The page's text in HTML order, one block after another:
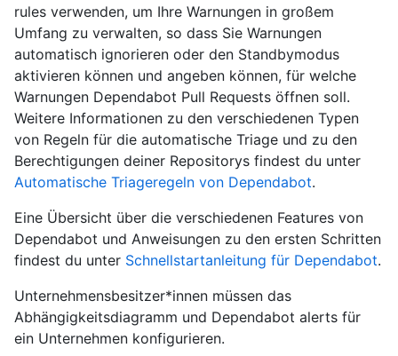
rules verwenden, um Ihre Warnungen in großem
Umfang zu verwalten, so dass Sie Warnungen
automatisch ignorieren oder den Standbymodus
aktivieren können und angeben können, für welche
Warnungen Dependabot Pull Requests öffnen soll.
Weitere Informationen zu den verschiedenen Typen
von Regeln für die automatische Triage und zu den
Berechtigungen deiner Repositorys findest du unter
Automatische Triageregeln von Dependabot.
Eine Übersicht über die verschiedenen Features von
Dependabot und Anweisungen zu den ersten Schritten
findest du unter Schnellstartanleitung für Dependabot.
Unternehmensbesitzer*innen müssen das
Abhängigkeitsdiagramm und Dependabot alerts für
ein Unternehmen konfigurieren.